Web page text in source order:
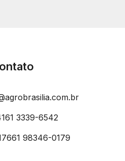
61 3339-6542
61 98346-0179